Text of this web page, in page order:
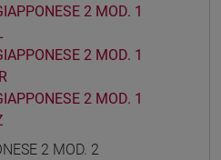
2 MOD. 1
2 MOD. 1
2 MOD. 1
2 MOD. 2